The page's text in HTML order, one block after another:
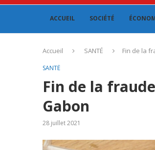
ACCUEIL SOCIÉTÉ
Accueil SANTÉ Fin de la
SANTÉ
Fin de la
Gabon
28 juillet 2021